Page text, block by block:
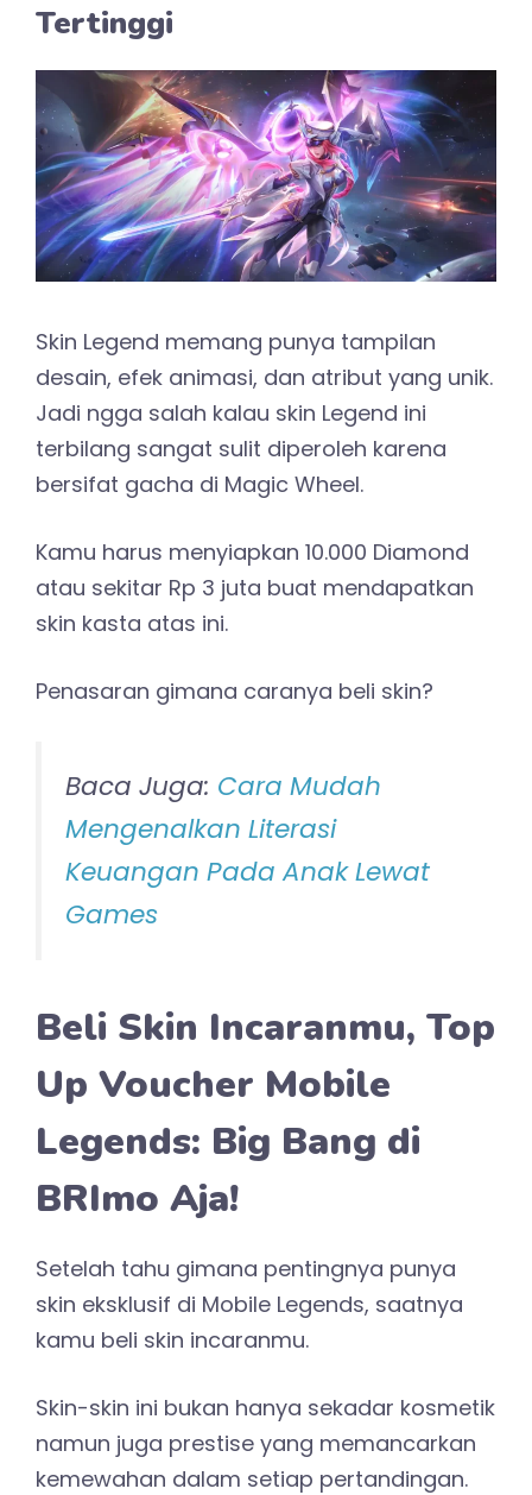
Tertinggi
Skin Legend memang punya tampilan
desain, efek animasi, dan atribut yang unik.
Jadi ngga salah kalau skin Legend ini
terbilang sangat sulit diperoleh karena
bersifat gacha di Magic Wheel.
Kamu harus menyiapkan 10.000 Diamond
atau sekitar Rp 3 juta buat mendapatkan
skin kasta atas ini.
Penasaran gimana caranya beli skin?
Baca Juga: Cara Mudah
Mengenalkan Literasi
Keuangan Pada Anak Lewat
Games
Beli Skin Incaranmu, Top
Up Voucher Mobile
Legends: Big Bang di
BRImo Aja!
Setelah tahu gimana pentingnya punya
skin eksklusif di Mobile Legends, saatnya
kamu beli skin incaranmu.
Skin-skin ini bukan hanya sekadar kosmetik
namun juga prestise yang memancarkan
kemewahan dalam setiap pertandingan.